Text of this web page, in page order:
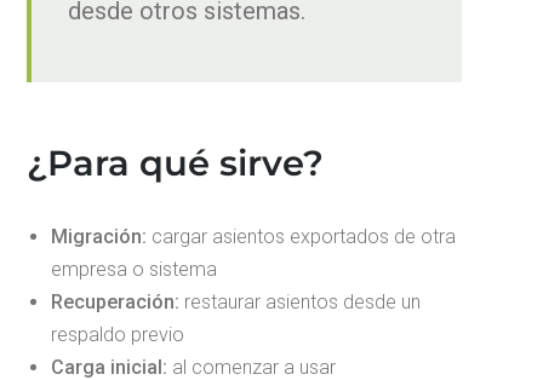
desde otros sistemas.
¿Para qué sirve?
Migración: cargar asientos exportados de otra
empresa o sistema
Recuperación: restaurar asientos desde un
respaldo previo
Carga inicial: al comenzar a usar